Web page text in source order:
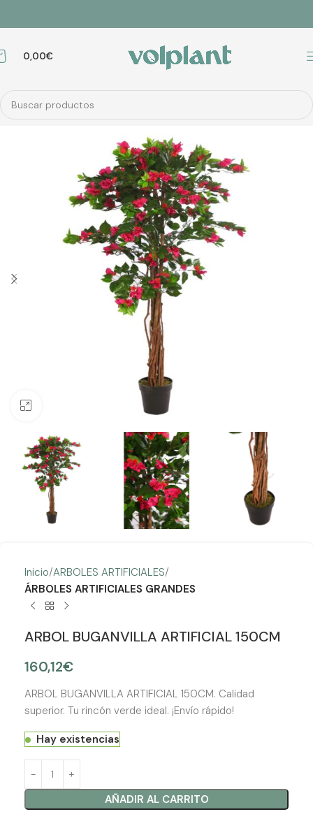
0,00€
Inicio ARBOLES ARTIFICIALES
ÁRBOLES ARTIFICIALES GRANDES
ARBOL BUGANVILLA ARTIFICIAL 150CM
160,12€
ARBOL BUGANVILLA ARTIFICIAL 150CM. Calidad
superior. Tu rincón verde ideal. ¡Envío rápido!
Hay existencias
AÑADIR AL CARRITO